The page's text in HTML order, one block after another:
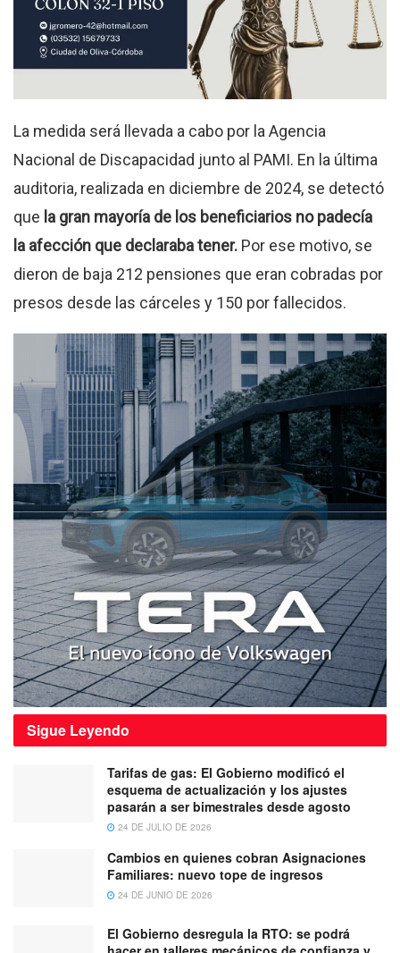
La medida será llevada a cabo por la Agencia
Nacional de Discapacidad junto al PAMI. En la última
auditoria, realizada en diciembre de 2024, se detectó
que la gran mayoría de los beneficiarios no padecía
la afección que declaraba tener. Por ese motivo, se
dieron de baja 212 pensiones que eran cobradas por
presos desde las cárceles y 150 por fallecidos.
Sigue Leyendo
Tarifas de gas: El Gobierno modificó el
esquema de actualización y los ajustes
pasarán a ser bimestrales desde agosto
24 DE JULIO DE 2026
Cambios en quienes cobran Asignaciones
Familiares: nuevo tope de ingresos
24 DE JUNIO DE 2026
El Gobierno desregula la RTO: se podrá